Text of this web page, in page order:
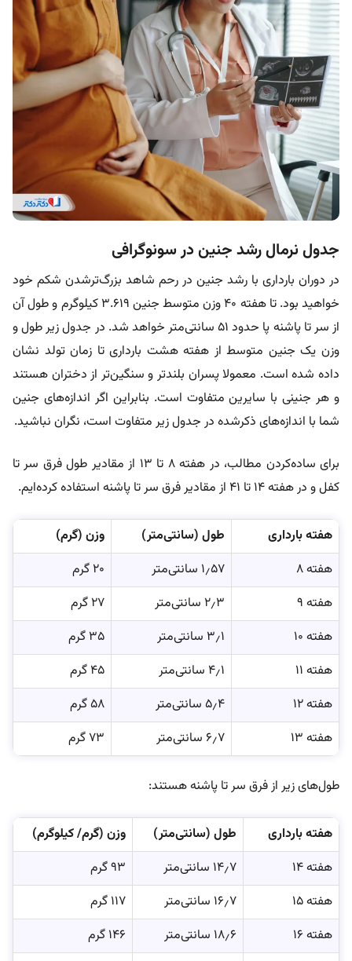
جدول نرمال رشد جنین در سونوگرافی
در دوران بارداری با رشد جنین در رحم شاهد بزرگ‌ترشدن شکم خود
خواهید بود. تا هفته ۴۰ وزن متوسط ​​جنین ۳.۶۱۹ کیلوگرم و طول آن
از سر تا پاشنه پا حدود ۵۱ سانتی‌متر خواهد شد. در جدول زیر طول و
وزن یک جنین متوسط از هفته هشت بارداری تا زمان تولد نشان
داده شده است. معمولا پسران بلندتر و سنگین‌تر از دختران هستند
و هر جنینی با سایرین متفاوت است. بنابراین اگر اندازه‌های جنین
شما با اندازه‌های ذکرشده در جدول زیر متفاوت است، نگران نباشید.
برای ساده‌کردن مطالب، در هفته ۸ تا ۱۳ از مقادیر طول فرق سر تا
کفل و در هفته ۱۴ تا ۴۱ از مقادیر فرق سر تا پاشنه استفاده کرده‌ایم.
هفته بارداری طول (سانتی‌متر)
وزن (گرم)
هفته ۸
۱٫۵۷ سانتی‌متر
۲۰ گرم
هفته ۹
۲٫۳ سانتی‌متر
۲۷ گرم
هفته ۱۰
۳٫۱ سانتی‌متر
۳۵ گرم
هفته ۱۱
۴٫۱ سانتی‌متر
۴۵ گرم
هفته ۱۲
۵٫۴ سانتی‌متر
۵۸ گرم
هفته ۱۳
۶٫۷ سانتی‌متر ۷۳ گرم
طول‌های زیر از فرق سر تا پاشنه هستند:
هفته بارداری طول (سانتی‌متر)
وزن (گرم/ کیلوگرم)
هفته ۱۴
۱۴٫۷ سانتی‌متر
۹۳ گرم
هفته ۱۵
۱۶٫۷ سانتی‌متر
۱۱۷ گرم
هفته ۱۶
۱۸٫۶ سانتی‌متر
۱۴۶ گرم